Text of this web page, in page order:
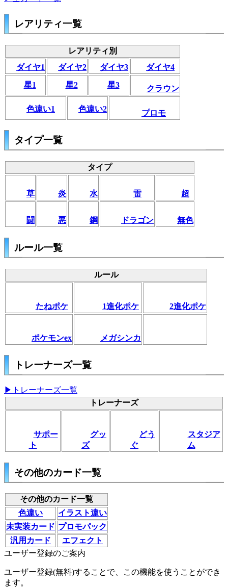
レアリティ一覧
レアリティ別
ダイヤ1
ダイヤ2 ダイヤ3 ダイヤ4
星1 星2 星3 クラウン
色違い1 色違い2 プロモ
タイプ一覧
タイプ
草 炎 水 雷 超
闘 悪 鋼 ドラゴン 無色
ルール一覧
ルール
たねポケ 1進化ポケ 2進化ポケ
ポケモンex メガシンカ
トレーナーズ一覧
▶トレーナーズ一覧
トレーナーズ
サポー
ト
グッ
ズ
どう
ぐ
スタジア
ム
その他のカード一覧
その他のカード一覧
色違い
イラスト違い
未実装カード プロモパック
汎用カード
エフェクト
ユーザー登録のご案内
ユーザー登録(無料)することで、この機能を使うことができ
ます。